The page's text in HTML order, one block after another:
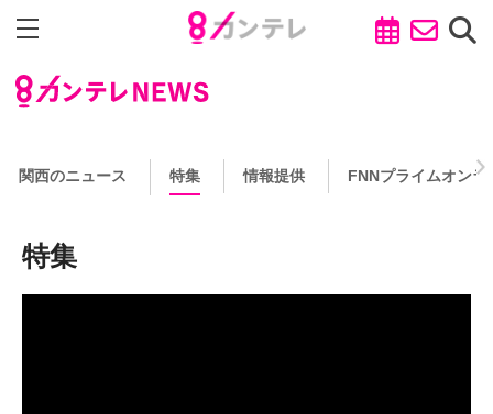
関西のニュース 特集 情報提供 FNNプライムオンラ
特集